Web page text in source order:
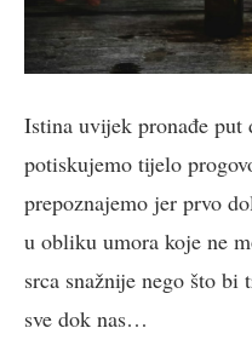
Istina uvijek pronađe put
potiskujemo tijelo
prepoznajemo jer prvo
u obliku umora koje ne
srca snažnije nego što bi
sve dok nas…